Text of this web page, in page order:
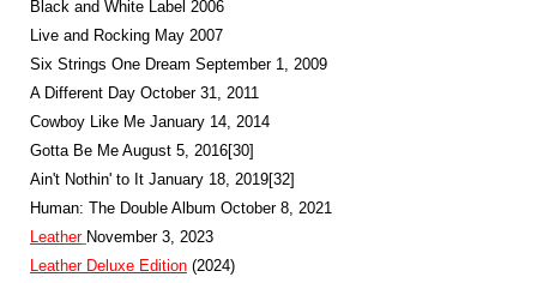
Black and White Label 2006
Live and Rocking May 2007
Six Strings One Dream September 1, 2009
A Different Day October 31, 2011
Cowboy Like Me January 14, 2014
Gotta Be Me August 5, 2016[30]
Ain't Nothin' to It January 18, 2019[32]
Human: The Double Album October 8, 2021
Leather November 3, 2023
Leather Deluxe Edition (2024)